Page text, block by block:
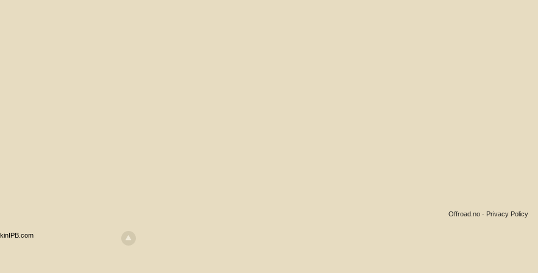
Privacy Policy
Offroad.no ·